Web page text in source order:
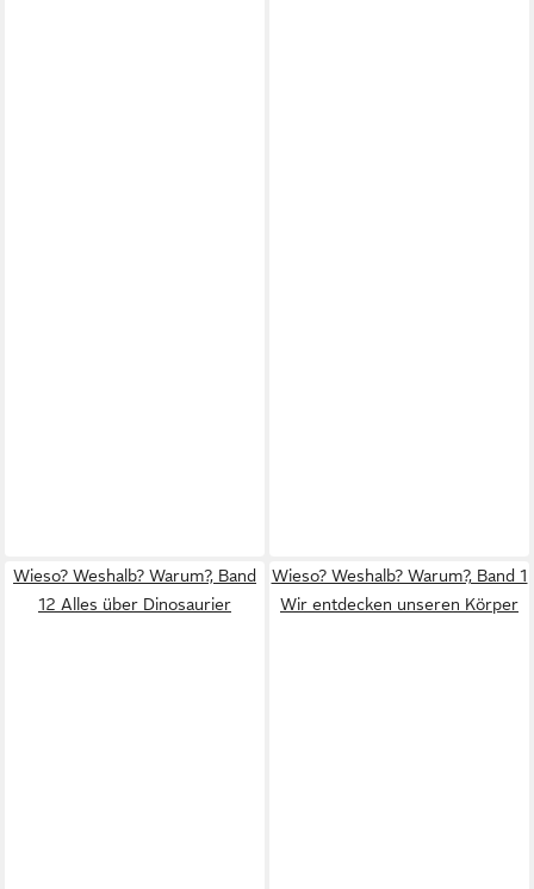
Wieso? Weshalb? Warum?, Band
12 Alles über Dinosaurier
Wieso? Weshalb? Warum?, Band 1
Wir entdecken unseren Körper